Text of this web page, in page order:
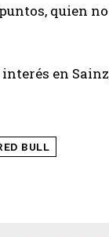
quien
en
BULL